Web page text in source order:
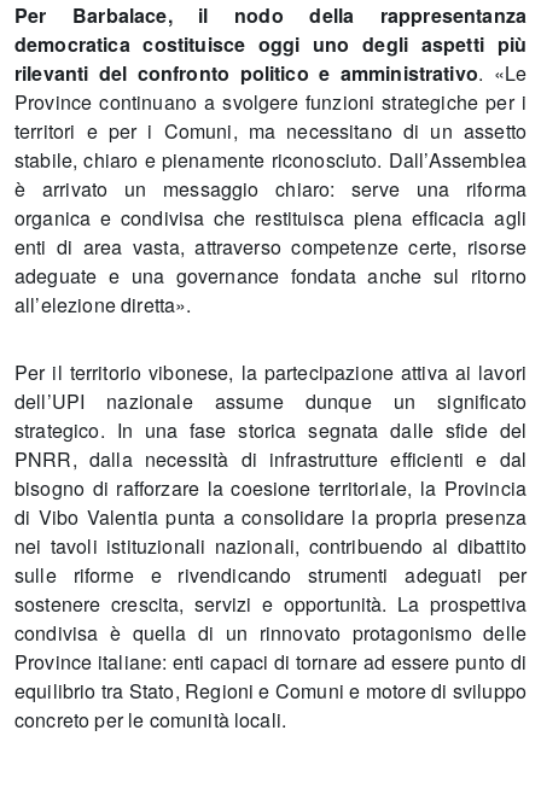
Per Barbalace, il nodo della rappresentanza
democratica costituisce oggi uno degli aspetti più
rilevanti del confronto politico e amministrativo. «Le
Province continuano a svolgere funzioni strategiche per i
territori e per i Comuni, ma necessitano di un assetto
stabile, chiaro e pienamente riconosciuto. Dall’Assemblea
è arrivato un messaggio chiaro: serve una riforma
organica e condivisa che restituisca piena efficacia agli
enti di area vasta, attraverso competenze certe, risorse
adeguate e una governance fondata anche sul ritorno
all’elezione diretta».
Per il territorio vibonese, la partecipazione attiva ai lavori
dell’UPI nazionale assume dunque un significato
strategico. In una fase storica segnata dalle sfide del
PNRR, dalla necessità di infrastrutture efficienti e dal
bisogno di rafforzare la coesione territoriale, la Provincia
di Vibo Valentia punta a consolidare la propria presenza
nei tavoli istituzionali nazionali, contribuendo al dibattito
sulle riforme e rivendicando strumenti adeguati per
sostenere crescita, servizi e opportunità. La prospettiva
condivisa è quella di un rinnovato protagonismo delle
Province italiane: enti capaci di tornare ad essere punto di
equilibrio tra Stato, Regioni e Comuni e motore di sviluppo
concreto per le comunità locali.